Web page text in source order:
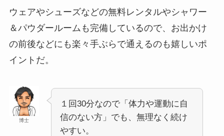
ウェアやシューズなどの無料レンタルやシャワー
＆パウダールームも完備しているので、お出かけ
の前後などにも楽々手ぶらで通えるのも嬉しいポ
イントだ。
博士
１回30分なので「体力や運動に自
信のない方」でも、無理なく続け
やすい。